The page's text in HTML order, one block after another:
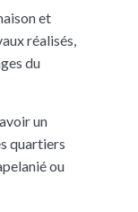
et
réalisés,
du
un
quartiers
ou